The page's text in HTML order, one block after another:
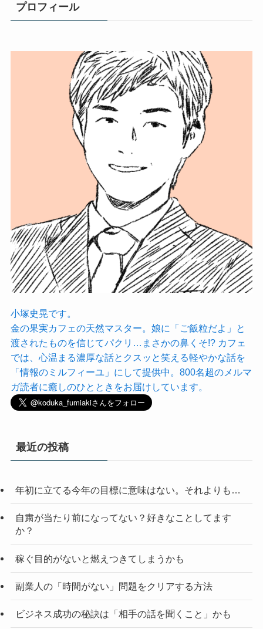
プロフィール
小塚史晃です。
金の果実カフェの天然マスター。娘に「ご飯粒だよ」と
渡されたものを信じてパクリ…まさかの鼻くそ!? カフェ
では、心温まる濃厚な話とクスッと笑える軽やかな話を
「情報のミルフィーユ」にして提供中。800名超のメルマ
ガ読者に癒しのひとときをお届けしています。
最近の投稿
年初に立てる今年の目標に意味はない。それよりも…
自粛が当たり前になってない？好きなことしてます
か？
稼ぐ目的がないと燃えつきてしまうかも
副業人の「時間がない」問題をクリアする方法
ビジネス成功の秘訣は「相手の話を聞くこと」かも